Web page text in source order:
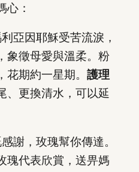
心：
亞因耶穌受苦流淚，
象徵母愛與溫柔。粉
期約一星期。 護理
、更換清水，可以延
謝，玫瑰幫你傳達。
瑰代表欣賞，送畀媽